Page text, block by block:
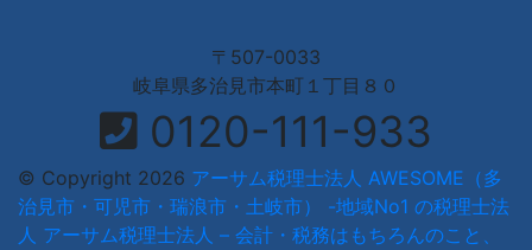
〒507-0033
岐阜県多治見市本町１丁目８０
0120-111-933
© Copyright 2026 アーサム税理士法人 AWESOME（多
治見市・可児市・瑞浪市・土岐市） -地域No1 の税理士法
人 アーサム税理士法人 – 会計・税務はもちろんのこと、